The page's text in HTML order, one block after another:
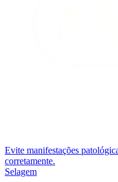
Evite manifestações
corretamente.
Selagem